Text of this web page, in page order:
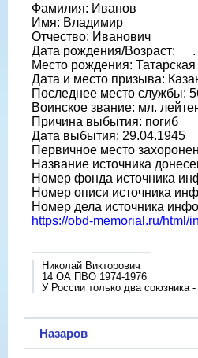
Фамилия: Иванов
Имя: Владимир
Отчество: Иванович
Дата рождения/Возраст:
Место рождения:
Дата и место призыва:
Последнее место службы:
Воинское звание: мл.
Причина выбытия: погиб
Дата выбытия: 29.04.1945
Первичное место
Название источника
Номер фонда источника
Номер описи источника
Номер дела источника
https://obd-memorial.ru/html/
Николай Викторович
14 ОА ПВО 1974-1976
У России только два союзника
Назаров